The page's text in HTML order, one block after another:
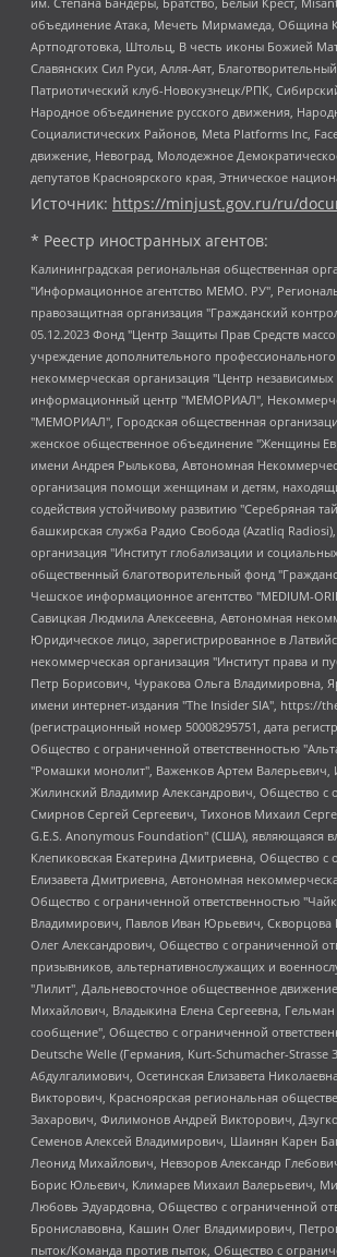
объединение Атака, Мечеть Мирмамеда, Община
Артподготовка, Штольц, В честь иконы Божией
Славянских Сил Руси, Алля-Аят,
Патриотический клуб-Новокузнецк/РПК,
Народное объединение русского движения,
Социалистических Районов, Meta Platforms Inc,
движение, Невоград, Молодежное
депутатов Красноярского края, Этническое
Источник: https://minjust.gov.ru/ru/
* Реестр иностранных агентов:
Калининградская региональная общественная организация "Экозащита!-Женсовет", Фонд содействия защите прав и свобод граждан "Общественный вердикт", Фонд "Институт Развития Свободы Информации", Частное учреждение "Информационное агентство МЕМО. РУ", Региональная общественная организация "Общественная комиссия по сохранению наследия академика Сахарова", Фонд поддержки свободы прессы, Санкт-Петербургская общественная правозащитная организация "Гражданский контроль", Межрегиональная общественная организация "Информационно-просветительский центр "Мемориал", Региональный Фонд "Центр Защиты Прав Средств Массовой Информации", с 05.12.2023 Фонд "Центр Защиты Прав Средств массовой информации", Региональная общественная благотворительная организация помощи беженцам и мигрантам "Гражданское содействие", Негосударственное образовательное учреждение дополнительного профессионального образования (повышение квалификации) специалистов "АКАДЕМИЯ ПО ПРАВАМ ЧЕЛОВЕКА", Свердловская региональная общественная организация "Сутяжник", Автономная некоммерческая организация "Центр независимых социологических исследований", Союз общественных объединений "Российский исследовательский центр по правам человека", Региональное общественное учреждение научно-информационный центр "МЕМОРИАЛ", Некоммерческая организация "Фонд защиты гласности", Автономная некоммерческая организация "Институт прав человека", Городская общественная организация "Екатеринбургское общество "МЕМОРИАЛ", Городская общественная организация "Рязанское историко-просветительское и правозащитное общество "Мемориал" (Рязанский Мемориал), Челябинский региональный орган общественной самодеятельности – женское общественное объединение "Женщины Евразии", Челябинский региональный орган общественной самодеятельности "Уральская правозащитная группа", Фонд содействия защите здоровья и социальной справедливости имени Андрея Рылькова, Автономная Некоммерческая Организация "Аналитический Центр Юрия Левады", Автономная некоммерческая организация социальной поддержки населения "Проект Апрель", Региональная общественная организация помощи женщинам и детям, находящимся в кризисной